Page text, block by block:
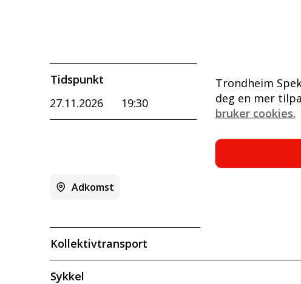
Tidspunkt
27.11.2026
19:30
Adkomst
Kollektivtransport
Sykkel
Trondheim
deg en mer
bruker cookies.